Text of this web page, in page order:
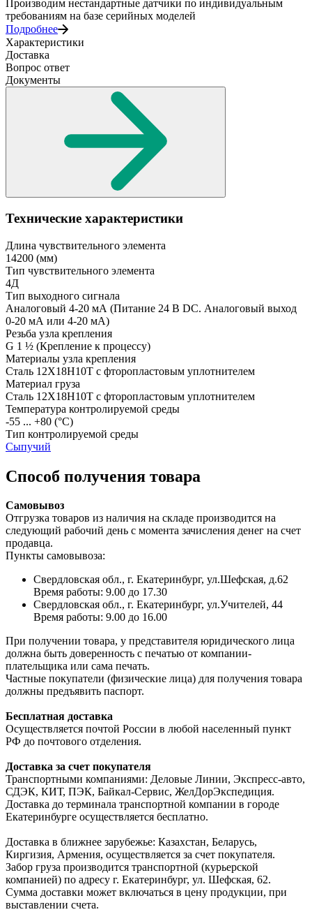
Производим нестандартные датчики по индивидуальным
требованиям на базе серийных моделей
Подробнее
Характеристики
Доставка
Вопрос ответ
Документы
Технические характеристики
Длина чувствительного элемента
14200 (мм)
Тип чувствительного элемента
4Д
Тип выходного сигнала
Аналоговый 4-20 мА (Питание 24 В DC. Аналоговый выход
0-20 мА или 4-20 мА)
Резьба узла крепления
G 1 ½ (Крепление к процессу)
Материалы узла крепления
Сталь 12Х18Н10Т с фторопластовым уплотнителем
Материал груза
Сталь 12Х18Н10Т с фторопластовым уплотнителем
Температура контролируемой среды
-55 ... +80 (°С)
Тип контролируемой среды
Сыпучий
Способ получения товара
Самовывоз
Отгрузка товаров из наличия на складе производится на
следующий рабочий день с момента зачисления денег на счет
продавца.
Пункты самовывоза:
Свердловская обл., г. Екатеринбург, ул.Шефская, д.62
Время работы: 9.00 до 17.30
Свердловская обл., г. Екатеринбург, ул.Учителей, 44
Время работы: 9.00 до 16.00
При получении товара, у представителя юридического лица
должна быть доверенность с печатью от компании-
плательщика или сама печать.
Частные покупатели (физические лица) для получения товара
должны предъявить паспорт.
Бесплатная доставка
Осуществляется почтой России в любой населенный пункт
РФ до почтового отделения.
Доставка за счет покупателя
Транспортными компаниями: Деловые Линии, Экспресс-авто,
СДЭК, КИТ, ПЭК, Байкал-Сервис, ЖелДорЭкспедиция.
Доставка до терминала транспортной компании в городе
Екатеринбурге осуществляется бесплатно.
Доставка в ближнее зарубежье: Казахстан, Беларусь,
Киргизия, Армения, осуществляется за счет покупателя.
Забор груза производится транспортной (курьерской
компанией) по адресу г. Екатеринбург, ул. Шефская, 62.
Сумма доставки может включаться в цену продукции, при
выставлении счета.